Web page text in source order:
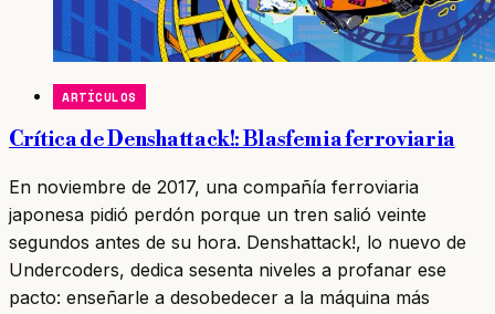
ARTÍCULOS
Crítica de Denshattack!: Blasfemia ferroviaria
En noviembre de 2017, una compañía ferroviaria
japonesa pidió perdón porque un tren salió veinte
segundos antes de su hora. Denshattack!, lo nuevo de
Undercoders, dedica sesenta niveles a profanar ese
pacto: enseñarle a desobedecer a la máquina más